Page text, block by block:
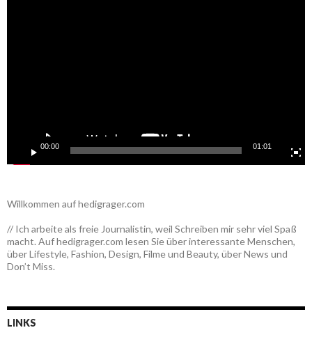
00:00 01:01
Willkommen auf hedigrager.com
// Ich arbeite als freie Journalistin, weil Schreiben mir sehr viel Spaß
macht. Auf hedigrager.com lesen Sie über interessante Menschen,
über Lifestyle, Fashion, Design, Filme und Beauty, über News und
Don’t Miss.
LINKS